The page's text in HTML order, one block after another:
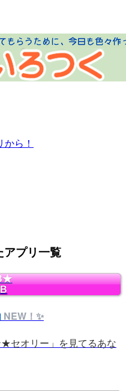
ら！
アプリ一覧
B
NEW！✨
セオリー」を見てるあな